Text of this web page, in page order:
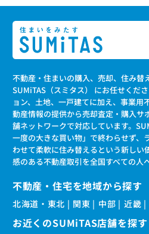
不動産・住まいの購入、売却、住み替
SUMiTAS（スミタス） にお任せくだ
ョン、土地、一戸建てに加え、事業用
動産情報の提供から売却査定・購入サ
舗ネットワークで対応しています。
一度の大きな買い物」で終わらせず、
わせて柔軟に住み替えるという新しい
感のある不動産取引を全国すべての人
不動産・住宅を地域から探す
北海道・東北 関東 中部 近畿
お近くのSUMiTAS店舗を探す